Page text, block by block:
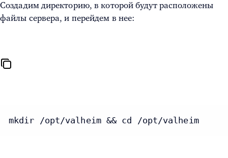
Создадим директорию, в которой будут расположены
файлы сервера, и перейдем в нее:
mkdir /opt/valheim && cd /opt/valheim